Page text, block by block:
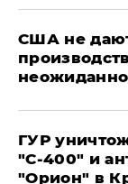
США не
ГУР
"С‑400" и
"Орион" в